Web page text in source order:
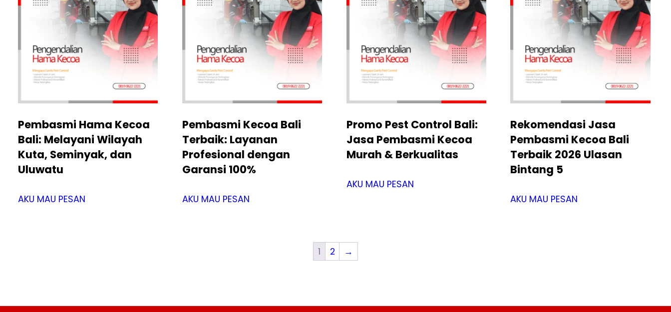
Pembasmi Hama Kecoa
Bali: Melayani Wilayah
Kuta, Seminyak, dan
Uluwatu
AKU MAU PESAN
Pembasmi Kecoa Bali
Terbaik: Layanan
Profesional dengan
Garansi 100%
AKU MAU PESAN
Promo Pest Control Bali:
Jasa Pembasmi Kecoa
Murah & Berkualitas
AKU MAU PESAN
Rekomendasi Jasa
Pembasmi Kecoa Bali
Terbaik 2026 Ulasan
Bintang 5
AKU MAU PESAN
1 2 →